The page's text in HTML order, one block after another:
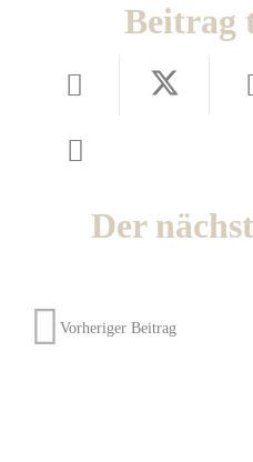
Beitrag
Der
Vorheriger Beitrag